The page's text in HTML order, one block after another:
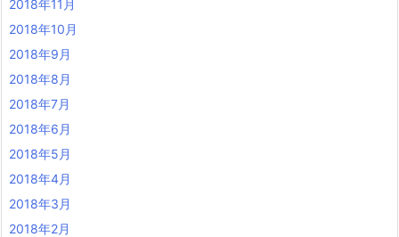
2018年11月
2018年10月
2018年9月
2018年8月
2018年7月
2018年6月
2018年5月
2018年4月
2018年3月
2018年2月